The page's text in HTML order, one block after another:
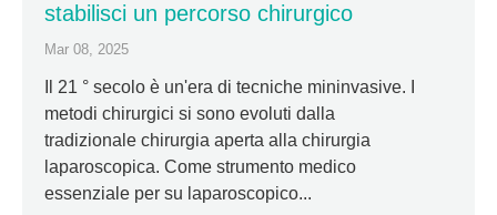
stabilisci un percorso chirurgico
Mar 08, 2025
Il 21 ° secolo è un'era di tecniche mininvasive. I
metodi chirurgici si sono evoluti dalla
tradizionale chirurgia aperta alla chirurgia
laparoscopica. Come strumento medico
essenziale per su laparoscopico...